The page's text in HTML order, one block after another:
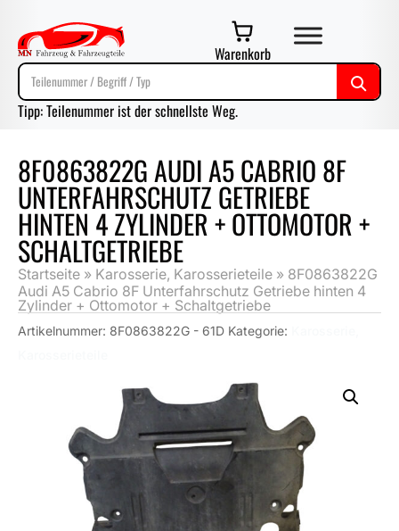
Warenkorb
Tipp: Teilenummer ist der schnellste Weg.
8F0863822G AUDI A5 CABRIO 8F
UNTERFAHRSCHUTZ GETRIEBE
HINTEN 4 ZYLINDER + OTTOMOTOR +
SCHALTGETRIEBE
Startseite » Karosserie, Karosserieteile » 8F0863822G
Audi A5 Cabrio 8F Unterfahrschutz Getriebe hinten 4
Zylinder + Ottomotor + Schaltgetriebe
Artikelnummer: 8F0863822G - 61D Kategorie: